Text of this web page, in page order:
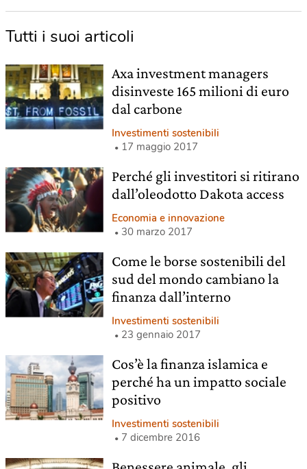
Tutti i suoi articoli
Axa investment managers
disinveste 165 milioni di euro
dal carbone
Investimenti sostenibili
17 maggio 2017
Perché gli investitori si ritirano
dall’oleodotto Dakota access
Economia e innovazione
30 marzo 2017
Come le borse sostenibili del
sud del mondo cambiano la
finanza dall’interno
Investimenti sostenibili
23 gennaio 2017
Cos’è la finanza islamica e
perché ha un impatto sociale
positivo
Investimenti sostenibili
7 dicembre 2016